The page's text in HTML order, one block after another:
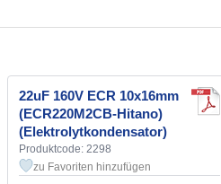
22uF 160V ECR 10x16mm
(ECR220M2CB-Hitano)
(Elektrolytkondensator)
Produktcode: 2298
zu Favoriten hinzufügen